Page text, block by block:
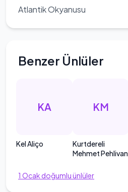
Atlantik Okyanusu
Benzer Ünlüler
KA
Kel Aliço
KM
Kurtdereli
Mehmet Pehlivan
1 Ocak doğumlu ünlüler